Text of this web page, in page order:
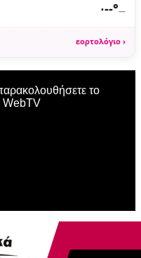
·--°—
εορτολόγιο ›
το
WebTV